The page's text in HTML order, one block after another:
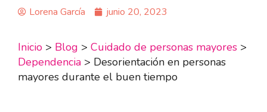
Lorena García junio 20, 2023
Inicio > Blog > Cuidado de personas mayores >
Dependencia > Desorientación en personas
mayores durante el buen tiempo